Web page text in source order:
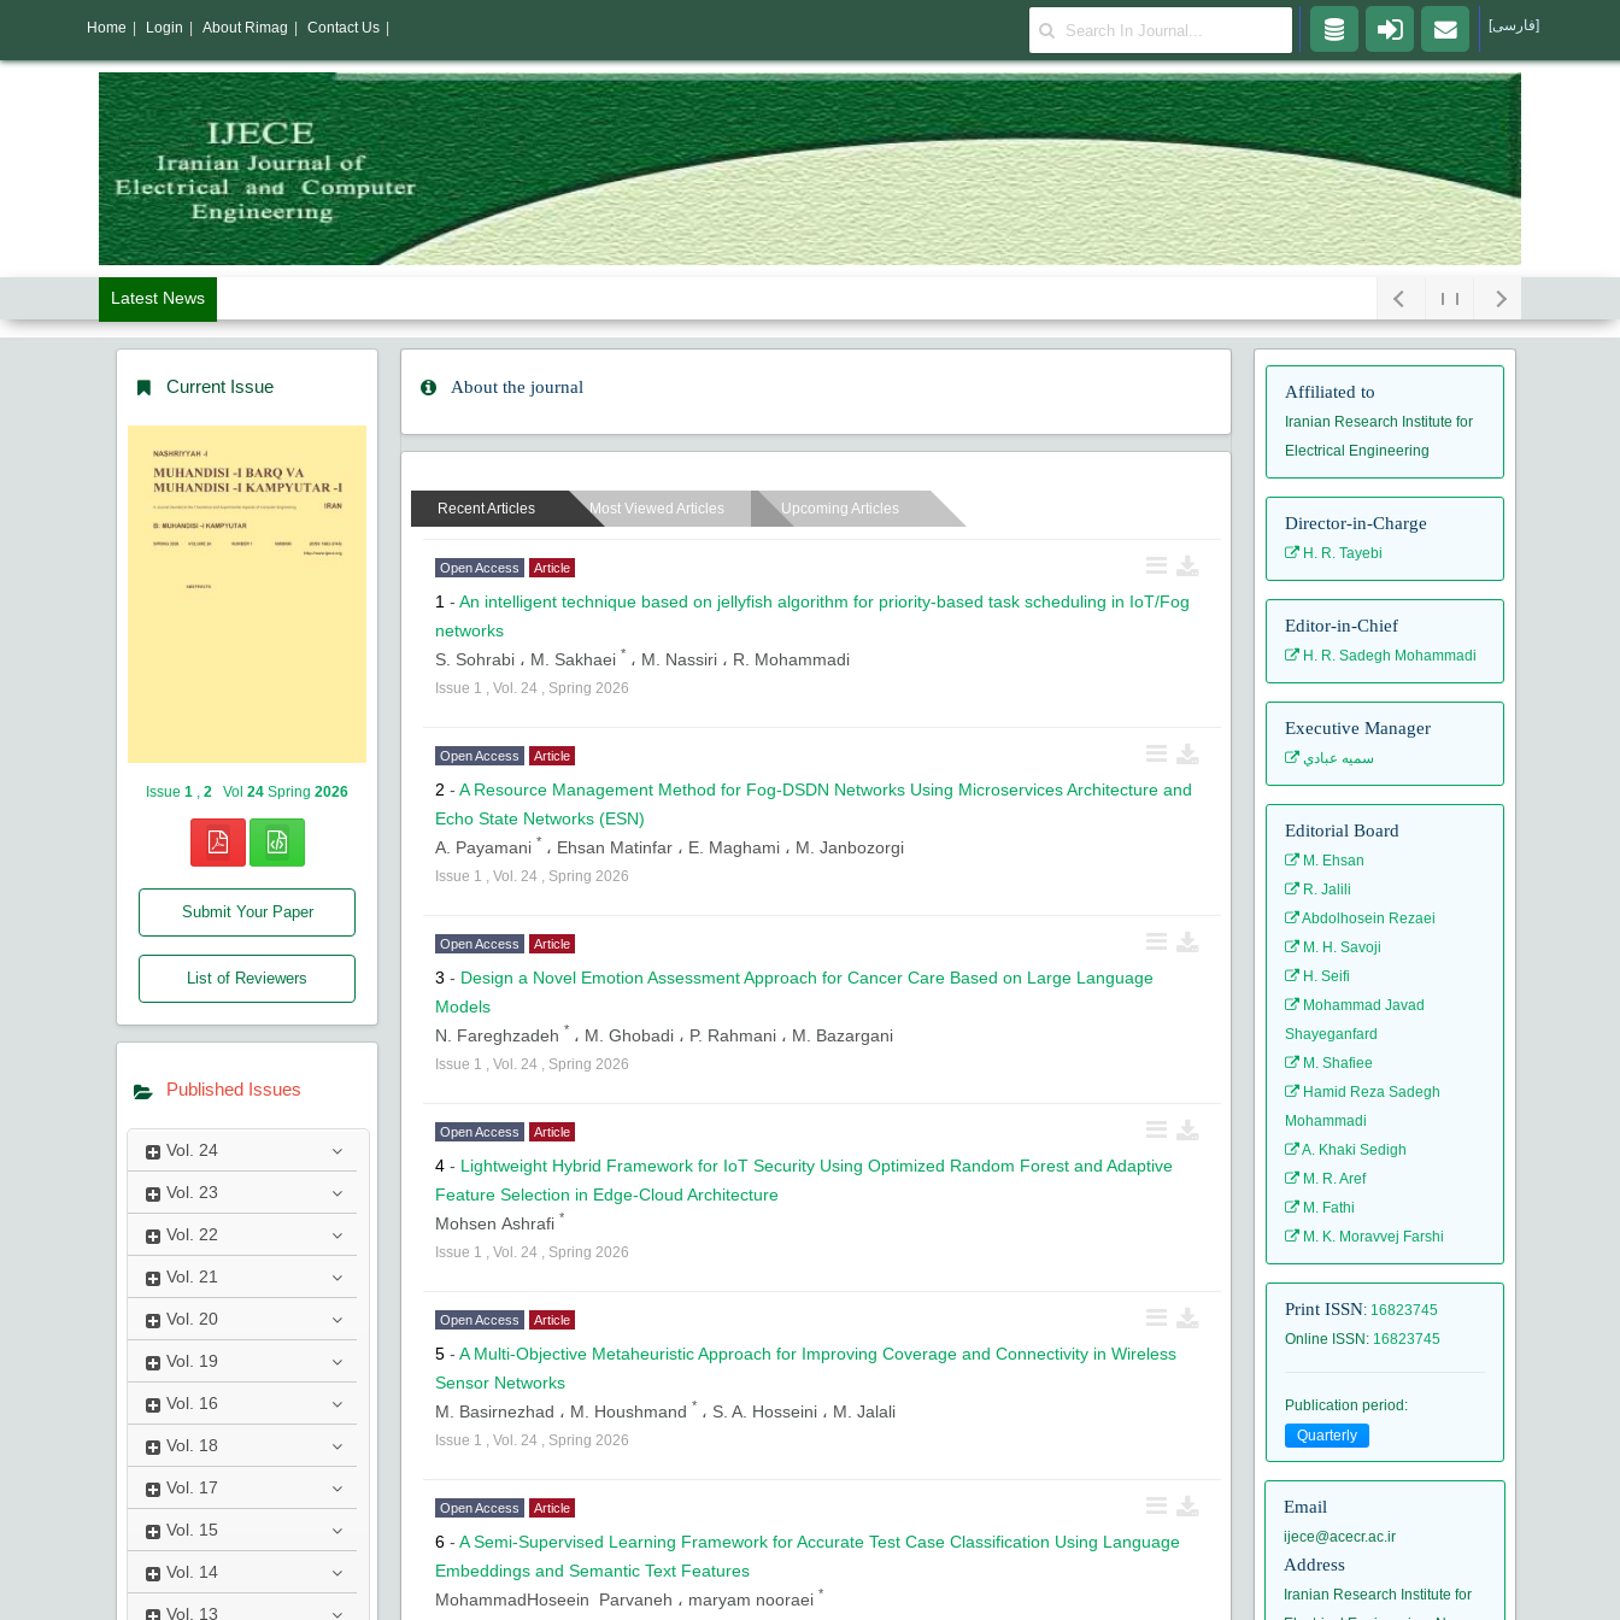
Latest News
Current Issue
Issue 1 2 Vol 24 Spring 2026
Submit Your Paper
List of Reviewers
Published Issues
Vol. 24
Vol. 23
Vol. 22
Vol. 21
Vol. 20
Vol. 19
Vol. 16
Vol. 18
Vol. 17
Vol. 15
Vol. 14
Vol. 13
About the journal
Recent Articles Most Viewed Articles Upcoming Articles
Open Access Article
1 - An intelligent technique based on jellyfish algorithm for priority-based task scheduling in IoT/Fog
networks
S. Sohrabi ، M. Sakhaei * ، M. Nassiri ، R. Mohammadi
Issue 1 Vol. 24 Spring 2026
Open Access Article
2 - A Resource Management Method for Fog-DSDN Networks Using Microservices Architecture and
Echo State Networks (ESN)
A. Payamani * ، Ehsan Matinfar ، E. Maghami ، M. Janbozorgi
Issue 1 Vol. 24 Spring 2026
Open Access Article
3 - Design a Novel Emotion Assessment Approach for Cancer Care Based on Large Language
Models
N. Fareghzadeh * ، M. Ghobadi ، P. Rahmani ، M. Bazargani
Issue 1 Vol. 24 Spring 2026
Open Access Article
4 - Lightweight Hybrid Framework for IoT Security Using Optimized Random Forest and Adaptive
Feature Selection in Edge-Cloud Architecture
Mohsen Ashrafi *
Issue 1 Vol. 24 Spring 2026
Open Access Article
5 - A Multi-Objective Metaheuristic Approach for Improving Coverage and Connectivity in Wireless
Sensor Networks
M. Basirnezhad ، M. Houshmand * ، S. A. Hosseini ، M. Jalali
Issue 1 Vol. 24 Spring 2026
Open Access Article
6 - A Semi-Supervised Learning Framework for Accurate Test Case Classification Using Language
Embeddings and Semantic Text Features
MohammadHoseein Parvaneh ، maryam nooraei *
Affiliated to
Iranian Research Institute for
Electrical Engineering
Director-in-Charge
H. R. Tayebi
Editor-in-Chief
H. R. Sadegh Mohammadi
Executive Manager
سميه عبادي
Editorial Board
M. Ehsan
R. Jalili
Abdolhosein Rezaei
M. H. Savoji
H. Seifi
Mohammad Javad
Shayeganfard
M. Shafiee
Hamid Reza Sadegh
Mohammadi
A. Khaki Sedigh
M. R. Aref
M. Fathi
M. K. Moravvej Farshi
Print ISSN: 16823745
Online ISSN : 16823745
Publication period :
Quarterly
Email
ijece@acecr.ac.ir
Address
Iranian Research Institute for
Home Login About Rimag Contact Us [فارسی]